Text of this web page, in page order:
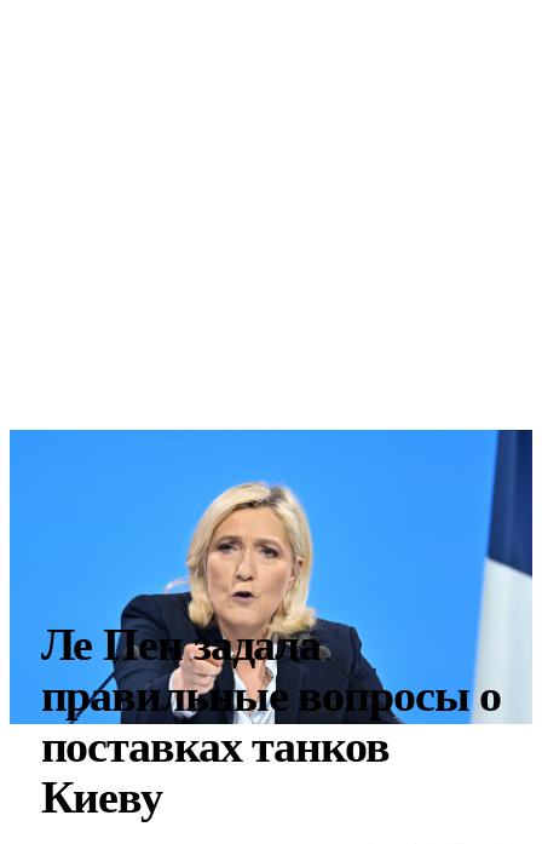
Ле Пен задала
правильные вопросы о
поставках танков
Киеву